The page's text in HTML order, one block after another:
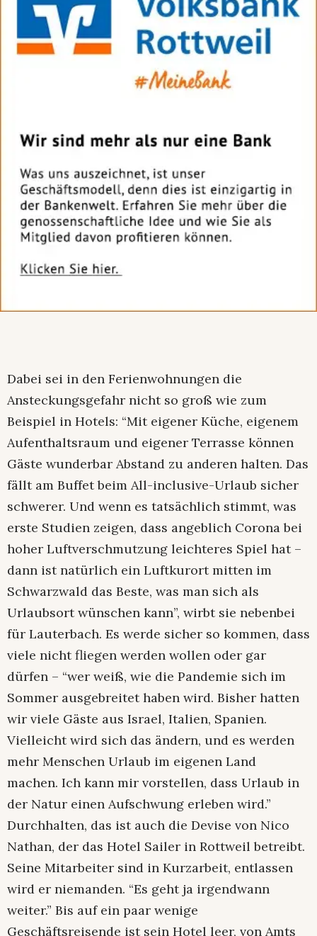
Dabei sei in den Ferienwohnungen die
Ansteckungsgefahr nicht so groß wie zum
Beispiel in Hotels: “Mit eigener Küche, eigenem
Aufenthaltsraum und eigener Terrasse können
Gäste wunderbar Abstand zu anderen halten. Das
fällt am Buffet beim All-inclusive-Urlaub sicher
schwerer. Und wenn es tatsächlich stimmt, was
erste Studien zeigen, dass angeblich Corona bei
hoher Luftverschmutzung leichteres Spiel hat –
dann ist natürlich ein Luftkurort mitten im
Schwarzwald das Beste, was man sich als
Urlaubsort wünschen kann”, wirbt sie nebenbei
für Lauterbach. Es werde sicher so kommen, dass
viele nicht fliegen werden wollen oder gar
dürfen – “wer weiß, wie die Pandemie sich im
Sommer ausgebreitet haben wird. Bisher hatten
wir viele Gäste aus Israel, Italien, Spanien.
Vielleicht wird sich das ändern, und es werden
mehr Menschen Urlaub im eigenen Land
machen. Ich kann mir vorstellen, dass Urlaub in
der Natur einen Aufschwung erleben wird.”
Durchhalten, das ist auch die Devise von Nico
Nathan, der das Hotel Sailer in Rottweil betreibt.
Seine Mitarbeiter sind in Kurzarbeit, entlassen
wird er niemanden. “Es geht ja irgendwann
weiter.” Bis auf ein paar wenige
Geschäftsreisende ist sein Hotel leer, von Amts